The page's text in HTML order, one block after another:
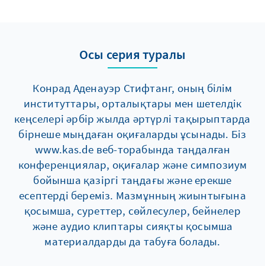
Осы серия туралы
Конрад Аденауэр Стифтанг, оның білім
институттары, орталықтары мен шетелдік
кеңселері әрбір жылда әртүрлі тақырыптарда
бірнеше мыңдаған оқиғаларды ұсынады. Біз
www.kas.de веб-торабында таңдалған
конференциялар, оқиғалар және симпозиум
бойынша қазіргі таңдағы және ерекше
есептерді береміз. Мазмұнның жиынтығына
қосымша, суреттер, сөйлесулер, бейнелер
және аудио клиптары сияқты қосымша
материалдарды да табуға болады.